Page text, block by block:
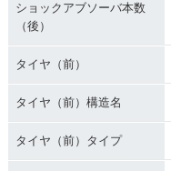
ショックアブソーバ本数
（後）
タイヤ（前）
タイヤ（前）構造名
タイヤ（前）タイプ